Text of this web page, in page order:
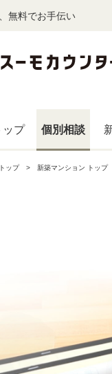
無料でお手伝い
ップ 個別相談
ップ 新築マンション トップ